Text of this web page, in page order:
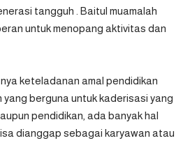
tangguh . Baitul muamalah
untuk menopang aktivitas dan
keteladanan amal pendidikan
berguna untuk kaderisasi yang
pendidikan, ada banyak hal
dianggap sebagai karyawan atau